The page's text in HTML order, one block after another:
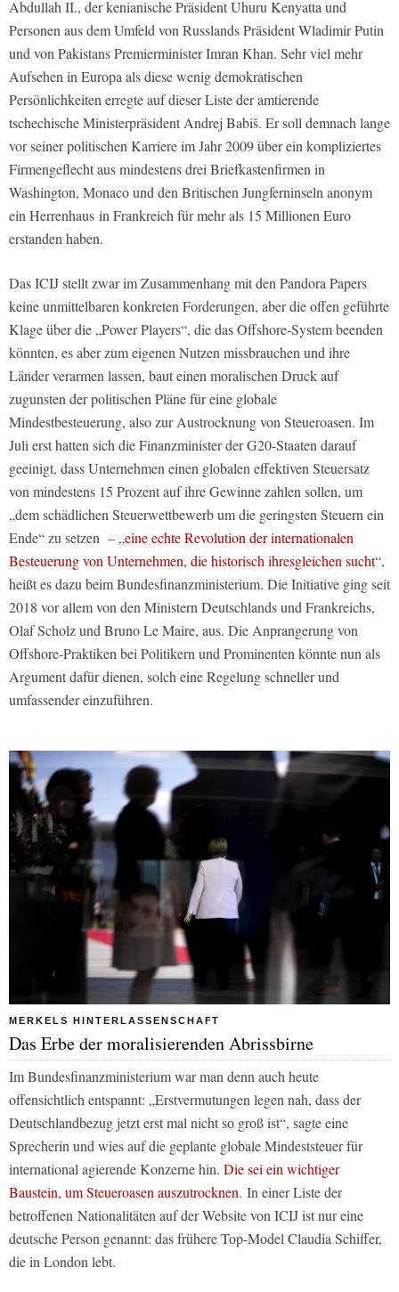
Abdullah II., der kenianische Präsident Uhuru Kenyatta und
Personen aus dem Umfeld von Russlands Präsident Wladimir Putin
und von Pakistans Premierminister Imran Khan. Sehr viel mehr
Aufsehen in Europa als diese wenig demokratischen
Persönlichkeiten erregte auf dieser Liste der amtierende
tschechische Ministerpräsident Andrej Babiš. Er soll demnach lange
vor seiner politischen Karriere im Jahr 2009 über ein kompliziertes
Firmengeflecht aus mindestens drei Briefkastenfirmen in
Washington, Monaco und den Britischen Jungferninseln anonym
ein Herrenhaus in Frankreich für mehr als 15 Millionen Euro
erstanden haben.
Das ICIJ stellt zwar im Zusammenhang mit den Pandora Papers
keine unmittelbaren konkreten Forderungen, aber die offen geführte
Klage über die „Power Players“, die das Offshore-System beenden
könnten, es aber zum eigenen Nutzen missbrauchen und ihre
Länder verarmen lassen, baut einen moralischen Druck auf
zugunsten der politischen Pläne für eine globale
Mindestbesteuerung, also zur Austrocknung von Steueroasen. Im
Juli erst hatten sich die Finanzminister der G20-Staaten darauf
geeinigt, dass Unternehmen einen globalen effektiven Steuersatz
von mindestens 15 Prozent auf ihre Gewinne zahlen sollen, um
„dem schädlichen Steuerwettbewerb um die geringsten Steuern ein
Ende“ zu setzen – „eine echte Revolution der internationalen
Besteuerung von Unternehmen, die historisch ihresgleichen sucht“,
heißt es dazu beim Bundesfinanzministerium. Die Initiative ging seit
2018 vor allem von den Ministern Deutschlands und Frankreichs,
Olaf Scholz und Bruno Le Maire, aus. Die Anprangerung von
Offshore-Praktiken bei Politikern und Prominenten könnte nun als
Argument dafür dienen, solch eine Regelung schneller und
umfassender einzuführen.
MERKELS HINTERLASSENSCHAFT
Das Erbe der moralisierenden Abrissbirne
Im Bundesfinanzministerium war man denn auch heute
offensichtlich entspannt: „Erstvermutungen legen nah, dass der
Deutschlandbezug jetzt erst mal nicht so groß ist“, sagte eine
Sprecherin und wies auf die geplante globale Mindeststeuer für
international agierende Konzerne hin. Die sei ein wichtiger
Baustein, um Steueroasen auszutrocknen. In einer Liste der
betroffenen Nationalitäten auf der Website von ICIJ ist nur eine
deutsche Person genannt: das frühere Top-Model Claudia Schiffer,
die in London lebt.